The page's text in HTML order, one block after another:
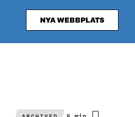
NYA WEBBPLATS